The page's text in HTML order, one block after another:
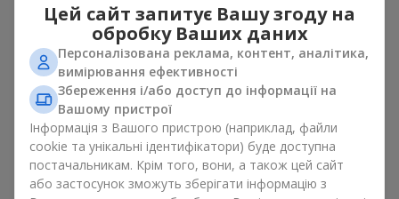
Торти з живими квітами —
краса та смак в одному
подарунку
Торти з живими квітами – це сучасне поєднання
флористики та гастрономічної естетики. Ексклюзивний
десерт в поєднанні звишуканим букетомвиглядає ефектно,
стильно й підкреслює особливість події, якдень
Цей сайт запитує Вашу згоду на
обробку Ваших даних
Персоналізована реклама, контент, аналітика,
вимірювання ефективності
Збереження і/або доступ до інформації на
Вашому пристрої
Інформація з Вашого пристрою (наприклад, файли
cookie та унікальні ідентифікатори) буде доступна
постачальникам. Крім того, вони, а також цей сайт
або застосунок зможуть зберігати інформацію з